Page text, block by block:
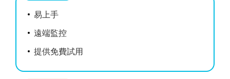
易上手
遠端監控
提供免費試用